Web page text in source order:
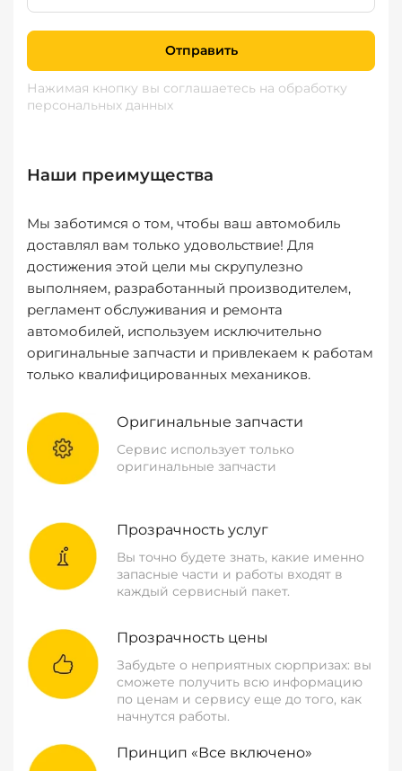
Отправить
Нажимая кнопку вы соглашаетесь на обработку
персональных данных
Наши преимущества
Мы заботимся о том, чтобы ваш автомобиль
доставлял вам только удовольствие! Для
достижения этой цели мы скрупулезно
выполняем, разработанный производителем,
регламент обслуживания и ремонта
автомобилей, используем исключительно
оригинальные запчасти и привлекаем к работам
только квалифицированных механиков.
Оригинальные запчасти
Сервис использует только
оригинальные запчасти
Прозрачность услуг
Вы точно будете знать, какие именно
запасные части и работы входят в
каждый сервисный пакет.
Прозрачность цены
Забудьте о неприятных сюрпризах: вы
сможете получить всю информацию
по ценам и сервису еще до того, как
начнутся работы.
Принцип «Все включено»